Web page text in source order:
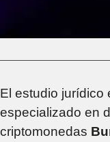
El estudio jurídico
especializado en
criptomonedas